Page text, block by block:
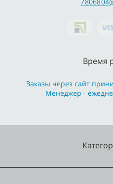
Время
Заказы через сайт
Менеджер -